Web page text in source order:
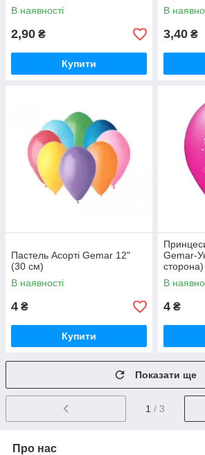
В наявності
2,90 ₴
Купити
В
3,40 ₴
Пастель Асорті Gemar 12"
(30 см)
В наявності
4 ₴
Купити
Gemar-
сторона)
В
4 ₴
Показати ще
1 / 3
Про нас